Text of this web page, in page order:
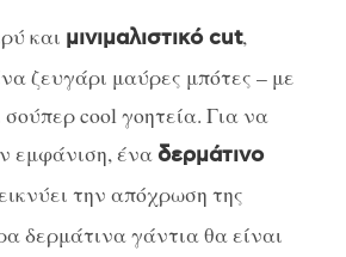
και μινιμαλιστικό cut,
ζευγάρι μαύρες μπότες – με
cool γοητεία. Για να
εμφάνιση, έναδερμάτινο
την απόχρωση της
δερμάτινα γάντια θα είναι